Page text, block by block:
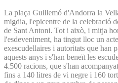
La plaça Guillemó d'Andorra la
migdia, l'epicentre de la celebració
de Sant Antoni. Tot i això, i mitja
l'esdeveniment, ha tingut lloc un
exescudellaires i autoritats que han
aquests anys i s'han beneït les
4.500 racions, que s'han
fins a 140 litres de vi negre i 160